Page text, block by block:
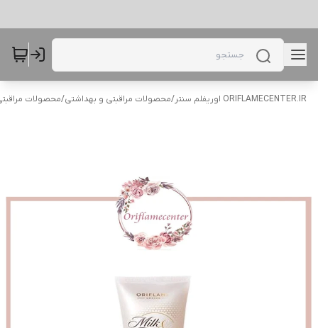
ORIFLAMECENTER.IR اوریفلم سنتر /محصولات مراقبتی و بهداشتی/محصولات